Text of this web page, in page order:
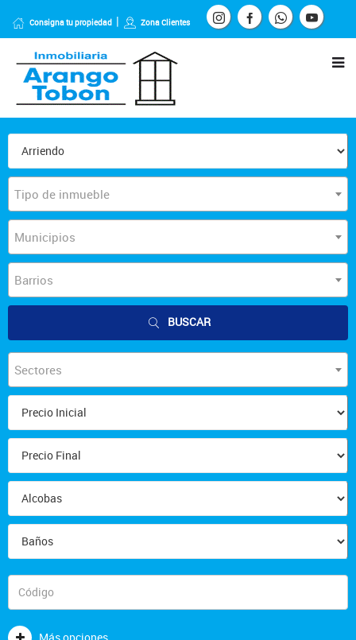
Consigna tu propiedad Zona Clientes
Tipo de inmueble
Municipios
Barrios
BUSCAR
Sectores